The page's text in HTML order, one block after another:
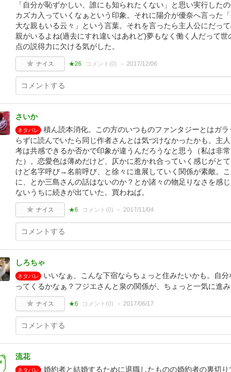
「自分が恥ずかしい、誰にも知られたくない」と思い実行した
カズカ入っていくなぁという印象。それに陽介が優奈へ言った
大な親もいる云々」という言葉。それを言ったら主人公にだっ
親がいるよね(過去にすれ違いはあれど)夢もなく働く人だって
点の説得力に欠ける気がした。
ナイス ★26 コメント(0) 2017/12/06
さいか
ネタバレ
積ん読本消化。この方のいつものファンタジーとはガ
らずに読んでいたら同じ作者さんとは気づけなかったかも。主
考は共感できるか否かで印象が違うんだろうなと思う（私は非
た）。恋愛色は薄めだけど、仄かに惹かれ合っていく感じがと
けど名字呼び→名前呼び、と徐々に進展していく関係が素敵。
に、とか三島さんの話はないのか？とか諸々の物足りなさを感
ないうちに続きが出ていた。買わねば。
ナイス ★6 コメント(0) 2017/11/04
しろちゃ
ネタバレ
いいなぁ、こんな下宿ならちょっと住みたいかも。自
ってくるかなぁ？フジエさんと泉の関係が、ちょっと一気に進み
ナイス ★6 コメント(0) 2017/06/17
流花
ネタバレ 婚約者と結婚するために退職したものの婚約者の裏切